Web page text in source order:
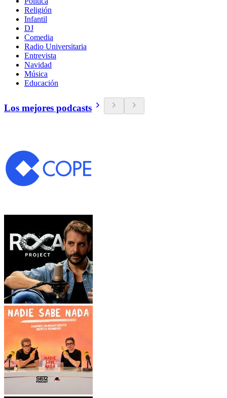
Religión
Infantil
DJ
Comedia
Radio Universitaria
Entrevista
Navidad
Música
Educación
Los mejores podcasts